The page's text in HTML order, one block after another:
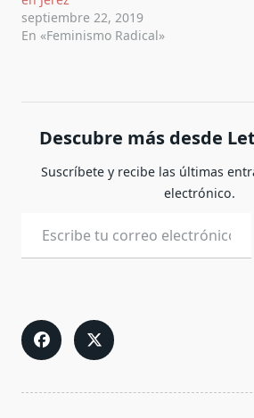
septiembre 22, 2019
En «Feminismo Radical»
Descubre más desde
Suscríbete y recibe las últimas
electrónico.